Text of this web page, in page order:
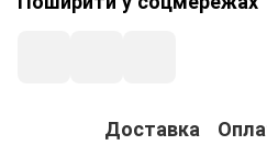
Доставка